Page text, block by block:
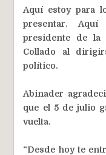
Aquí estoy para
presentar.
presidente de la
Collado al
político.
Abinader
que el 5 de julio
vuelta.
“Desde hoy te